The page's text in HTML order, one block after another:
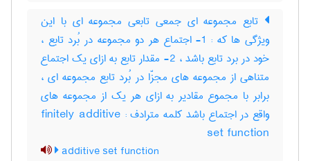
تابع مجموعه ای جمعی تابعی مجموعه ای با این
ویژگی ها که : 1- اجتماع هر دو مجموعه در بُرد تابع ،
خود در برد تابع باشد ، 2- مقدار تابع به ازای یک اجتماع
متناهی از مجموعه های مجزّا در بُرد تابع مجموعه ای ،
برابر با مجموع مقادیر به ازای هر یک از مجموعه های
واقع در اجتماع باشد کلمه مترادف : finitely additive
set function
additive set function